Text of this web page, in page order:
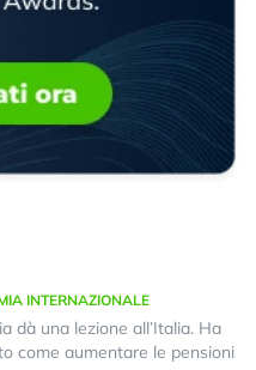
INTERNAZIONALE
dà una lezione all’Italia. Ha
come aumentare le pensioni